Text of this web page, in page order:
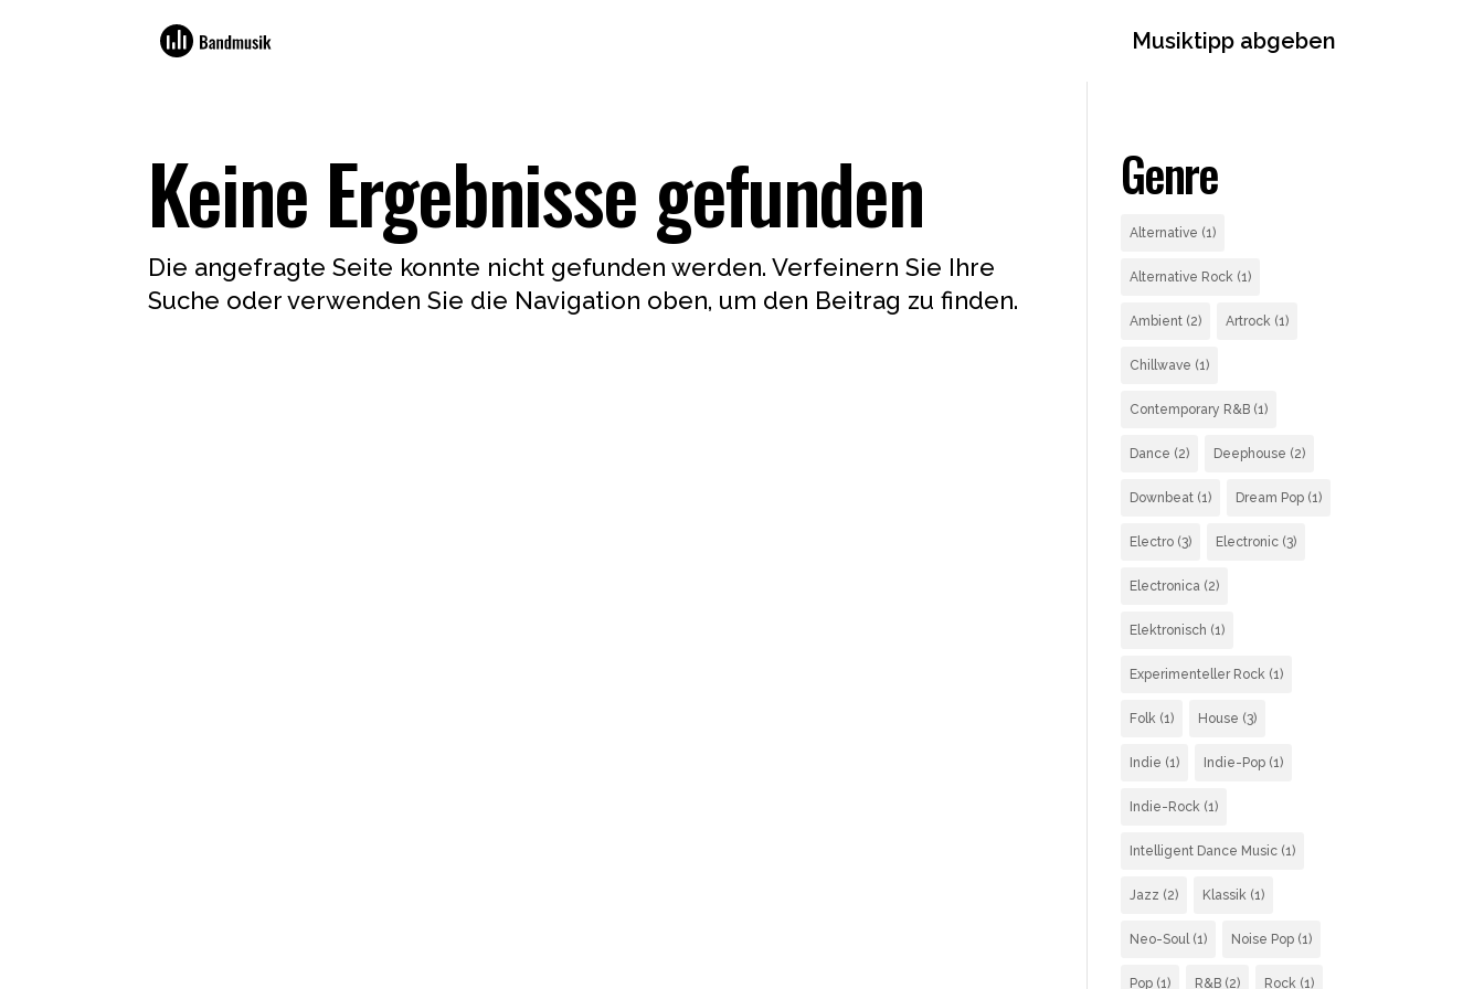
Musiktipp abgeben
Keine Ergebnisse gefunden
Die angefragte Seite konnte nicht gefunden werden. Verfeinern Sie Ihre
Suche oder verwenden Sie die Navigation oben, um den Beitrag zu finden.
Genre
Alternative (1)
Alternative Rock (1)
Ambient (2) Artrock (1)
Chillwave (1)
Contemporary R&B (1)
Dance (2) Deephouse (2)
Downbeat (1) Dream Pop (1)
Electro (3) Electronic (3)
Electronica (2)
Elektronisch (1)
Experimenteller Rock (1)
Folk (1) House (3)
Indie (1) Indie-Pop (1)
Indie-Rock (1)
Intelligent Dance Music (1)
Jazz (2) Klassik (1)
Neo-Soul(1) Noise Pop (1)
Pop (1) R&B (2) Rock (1)